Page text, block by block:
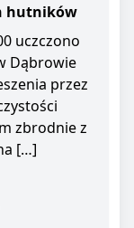
hutników
uczczono
Dąbrowie
przez
zbrodnie z
[…]